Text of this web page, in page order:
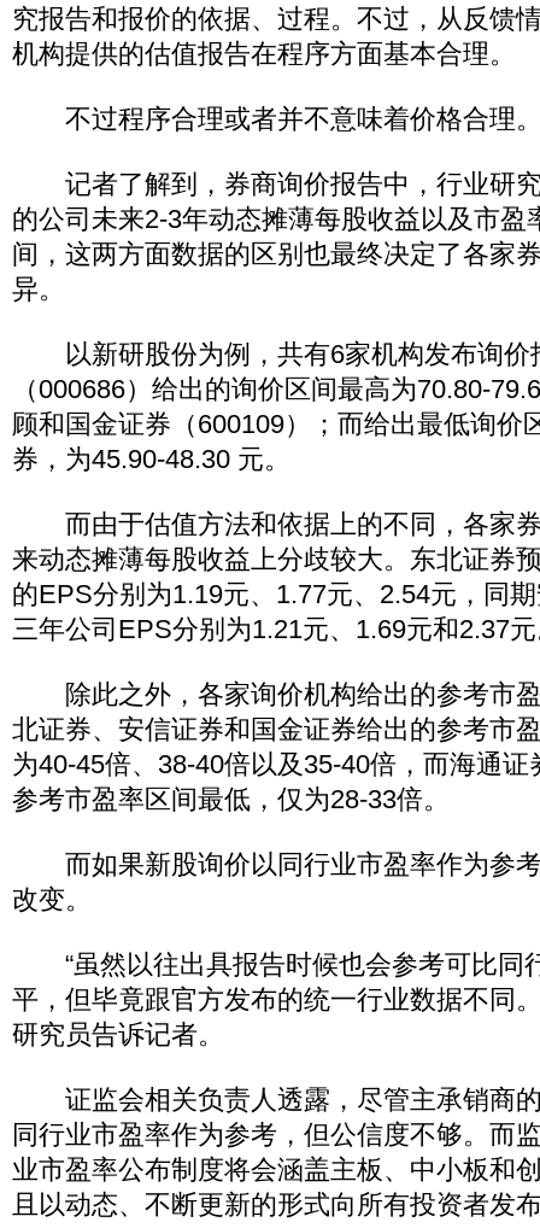
究报告和报价的依据、过程。不过，从反馈
机构提供的估值报告在程序方面基本合理。
不过程序合理或者并不意味着价格合理
记者了解到，券商询价报告中，行业研
的公司未来2-3年动态摊薄每股收益以及市盈
间，这两方面数据的区别也最终决定了各家
异。
以新研股份为例，共有6家机构发布询价
（000686）给出的询价区间最高为70.80-
顾和国金证券（600109）；而给出最低询价
券，为45.90-48.30 元。
而由于估值方法和依据上的不同，各家
来动态摊薄每股收益上分歧较大。东北证券
的EPS分别为1.19元、1.77元、2.54元，同
三年公司EPS分别为1.21元、1.69元和2.37
除此之外，各家询价机构给出的参考市
北证券、安信证券和国金证券给出的参考市
为40-45倍、38-40倍以及35-40倍，而海通
参考市盈率区间最低，仅为28-33倍。
而如果新股询价以同行业市盈率作为参
改变。
“虽然以往出具报告时候也会参考可比同
平，但毕竟跟官方发布的统一行业数据不同
研究员告诉记者。
证监会相关负责人透露，尽管主承销商
同行业市盈率作为参考，但公信度不够。而
业市盈率公布制度将会涵盖主板、中小板和
且以动态、不断更新的形式向所有投资者发